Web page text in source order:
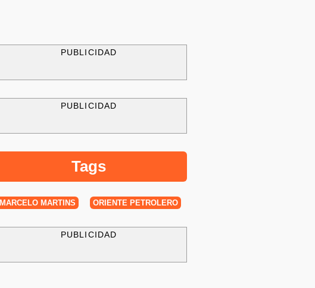
PUBLICIDAD
PUBLICIDAD
Tags
MARCELO MARTINS ORIENTE PETROLERO
PUBLICIDAD